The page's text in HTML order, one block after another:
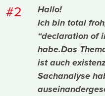
#2
Hallo!
Ich bin total
“declaration of
habe.Das
ist auch
Sachanalyse